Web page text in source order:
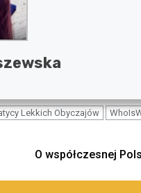
Lekkich Obyczajów
O współczesnej